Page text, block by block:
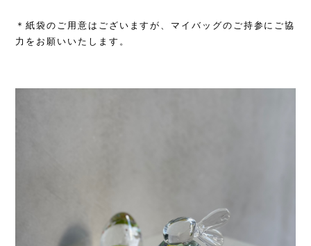
＊紙袋のご用意はございますが、マイバッグのご持参にご協
力をお願いいたします。